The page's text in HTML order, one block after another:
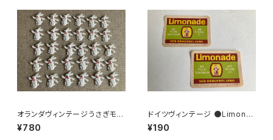
オランダヴィンテージうさぎモチ
ーフプラパーツ30個セットNo4
3
¥780
ドイツヴィンテージ ●Limona
deラベル２枚組●
¥190